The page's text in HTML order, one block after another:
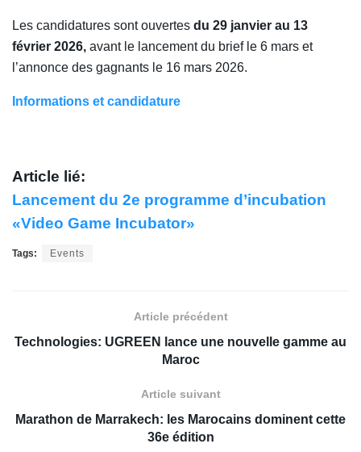
Les candidatures sont ouvertes du 29 janvier au 13
février 2026, avant le lancement du brief le 6 mars et
l’annonce des gagnants le 16 mars 2026.
Informations et candidature
Article lié:
Lancement du 2e programme d’incubation
«Video Game Incubator»
Tags: Events
Article précédent
Technologies: UGREEN lance une nouvelle gamme au
Maroc
Article suivant
Marathon de Marrakech: les Marocains dominent cette
36e édition